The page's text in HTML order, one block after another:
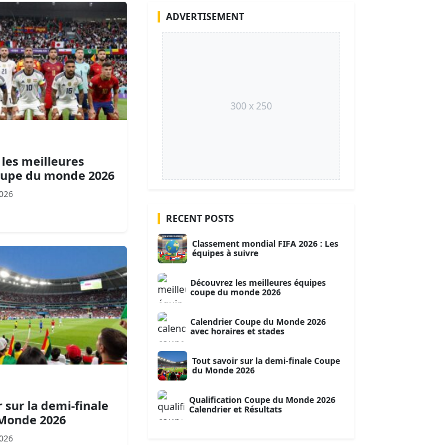
meilleures
du monde 2026
sur la demi-finale
2026
ADVERTISEMENT
300 x 250
RECENT POSTS
Classement mondial FIFA 2026 : Les
équipes à suivre
Découvrez les meilleures équipes
coupe du monde 2026
Calendrier Coupe du Monde 2026
avec horaires et stades
Tout savoir sur la demi-finale Coupe
du Monde 2026
Qualification Coupe du Monde 2026
Calendrier et Résultats